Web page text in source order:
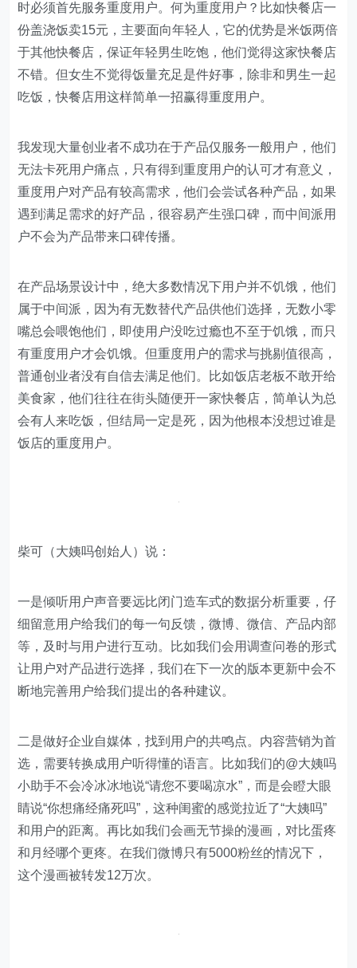
时必须首先服务重度用户。何为重度用户？比如快餐店一
份盖浇饭卖15元，主要面向年轻人，它的优势是米饭两倍
于其他快餐店，保证年轻男生吃饱，他们觉得这家快餐店
不错。但女生不觉得饭量充足是件好事，除非和男生一起
吃饭，快餐店用这样简单一招赢得重度用户。
我发现大量创业者不成功在于产品仅服务一般用户，他们
无法卡死用户痛点，只有得到重度用户的认可才有意义，
重度用户对产品有较高需求，他们会尝试各种产品，如果
遇到满足需求的好产品，很容易产生强口碑，而中间派用
户不会为产品带来口碑传播。
在产品场景设计中，绝大多数情况下用户并不饥饿，他们
属于中间派，因为有无数替代产品供他们选择，无数小零
嘴总会喂饱他们，即使用户没吃过瘾也不至于饥饿，而只
有重度用户才会饥饿。但重度用户的需求与挑剔值很高，
普通创业者没有自信去满足他们。比如饭店老板不敢开给
美食家，他们往往在街头随便开一家快餐店，简单认为总
会有人来吃饭，但结局一定是死，因为他根本没想过谁是
饭店的重度用户。
柴可（大姨吗创始人）说：
一是倾听用户声音要远比闭门造车式的数据分析重要，仔
细留意用户给我们的每一句反馈，微博、微信、产品内部
等，及时与用户进行互动。比如我们会用调查问卷的形式
让用户对产品进行选择，我们在下一次的版本更新中会不
断地完善用户给我们提出的各种建议。
二是做好企业自媒体，找到用户的共鸣点。内容营销为首
选，需要转换成用户听得懂的语言。比如我们的@大姨吗
小助手不会冷冰冰地说“请您不要喝凉水”，而是会瞪大眼
睛说“你想痛经痛死吗”，这种闺蜜的感觉拉近了“大姨吗”
和用户的距离。再比如我们会画无节操的漫画，对比蛋疼
和月经哪个更疼。在我们微博只有5000粉丝的情况下，
这个漫画被转发12万次。